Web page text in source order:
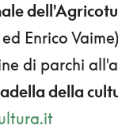
Enrico
di parchi
della